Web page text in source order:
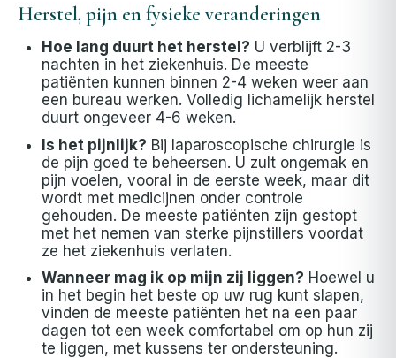
Herstel, pijn en fysieke veranderingen
Hoe lang duurt het herstel? U verblijft 2-3
nachten in het ziekenhuis. De meeste
patiënten kunnen binnen 2-4 weken weer aan
een bureau werken. Volledig lichamelijk herstel
duurt ongeveer 4-6 weken.
Is het pijnlijk? Bij laparoscopische chirurgie is
de pijn goed te beheersen. U zult ongemak en
pijn voelen, vooral in de eerste week, maar dit
wordt met medicijnen onder controle
gehouden. De meeste patiënten zijn gestopt
met het nemen van sterke pijnstillers voordat
ze het ziekenhuis verlaten.
Wanneer mag ik op mijn zij liggen? Hoewel u
in het begin het beste op uw rug kunt slapen,
vinden de meeste patiënten het na een paar
dagen tot een week comfortabel om op hun zij
te liggen, met kussens ter ondersteuning.